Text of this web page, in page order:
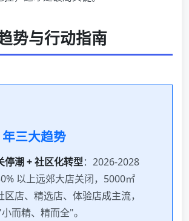
势与行动指南
三大趋势
停潮 + 社区化转型：2026-2028
以上远郊大店关闭，5000㎡
区店、精选店、体验店成主流，
而精、精而全"。